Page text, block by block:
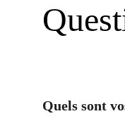
Quels sont